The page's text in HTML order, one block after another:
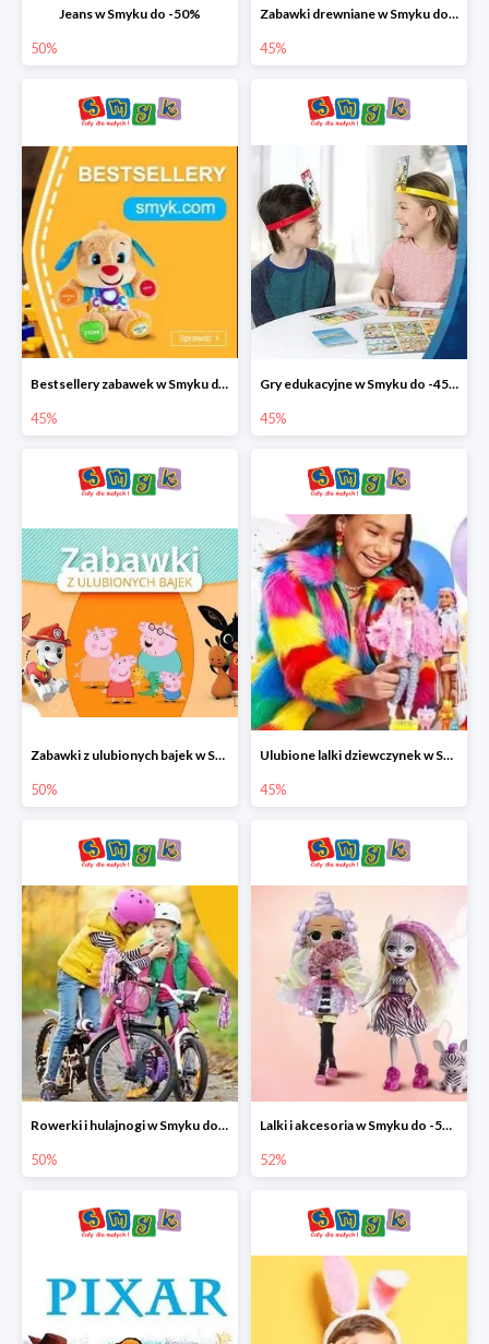
Jeans w Smyku do -50%
50%
Zabawki drewniane w Smyku do -45%
45%
Bestsellery zabawek w Smyku do -45%
45%
Gry edukacyjne w Smyku do -45%
45%
Zabawki z ulubionych bajek w Smyku do -50%
50%
Ulubione lalki dziewczynek w Smyku do -45%
45%
Rowerki i hulajnogi w Smyku do -50%
50%
Lalki i akcesoria w Smyku do -52%
52%